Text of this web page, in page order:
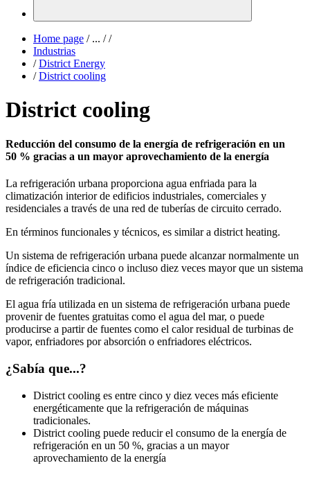
Home page /... / /
Industrias
/ District Energy
/ District cooling
District cooling
Reducción del consumo de la energía de refrigeración en un
50 % gracias a un mayor aprovechamiento de la energía
La refrigeración urbana proporciona agua enfriada para la
climatización interior de edificios industriales, comerciales y
residenciales a través de una red de tuberías de circuito cerrado.
En términos funcionales y técnicos, es similar a district heating.
Un sistema de refrigeración urbana puede alcanzar normalmente un
índice de eficiencia cinco o incluso diez veces mayor que un sistema
de refrigeración tradicional.
El agua fría utilizada en un sistema de refrigeración urbana puede
provenir de fuentes gratuitas como el agua del mar, o puede
producirse a partir de fuentes como el calor residual de turbinas de
vapor, enfriadores por absorción o enfriadores eléctricos.
¿Sabía que...?
District cooling es entre cinco y diez veces más eficiente
energéticamente que la refrigeración de máquinas
tradicionales.
District cooling puede reducir el consumo de la energía de
refrigeración en un 50 %, gracias a un mayor
aprovechamiento de la energía